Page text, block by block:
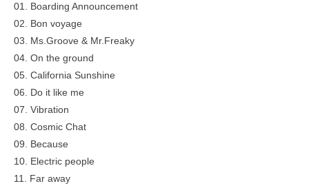
01. Boarding Announcement
02. Bon voyage
03. Ms.Groove & Mr.Freaky
04. On the ground
05. California Sunshine
06. Do it like me
07. Vibration
08. Cosmic Chat
09. Because
10. Electric people
11. Far away